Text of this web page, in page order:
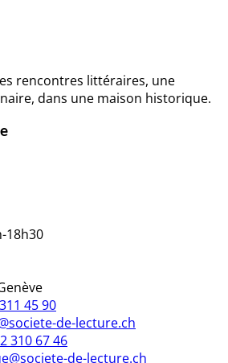
rencontres littéraires, une
dans une maison historique.
18h30
45 90
de-lecture.ch
310 67 46
de-lecture.ch